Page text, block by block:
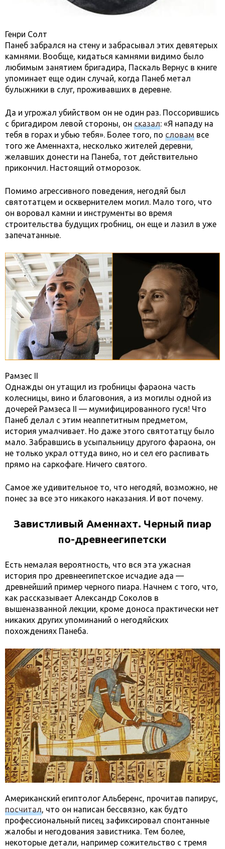
Генри Солт
Панеб забрался на стену и забрасывал этих девятерых
камнями. Вообще, кидаться камнями видимо было
любимым занятием бригадира, Паскаль Вернус в книге
упоминает еще один случай, когда Панеб метал
булыжники в слуг, проживавших в деревне.
Да и угрожал убийством он не один раз. Поссорившись
с бригадиром левой стороны, он сказал: «Я нападу на
тебя в горах и убью тебя». Более того, по словам все
того же Аменнахта, несколько жителей деревни,
желавших донести на Панеба, тот действительно
прикончил. Настоящий отморозок.
Помимо агрессивного поведения, негодяй был
святотатцем и осквернителем могил. Мало того, что
он воровал камни и инструменты во время
строительства будущих гробниц, он еще и лазил в уже
запечатанные.
Рамзес II
Однажды он утащил из гробницы фараона часть
колесницы, вино и благовония, а из могилы одной из
дочерей Рамзеса II — мумифицированного гуся! Что
Панеб делал с этим неаппетитным предметом,
история умалчивает. Но даже этого святотатцу было
мало. Забравшись в усыпальницу другого фараона, он
не только украл оттуда вино, но и сел его распивать
прямо на саркофаге. Ничего святого.
Самое же удивительное то, что негодяй, возможно, не
понес за все это никакого наказания. И вот почему.
Завистливый Аменнахт. Черный пиар
по-древнеегипетски
Есть немалая вероятность, что вся эта ужасная
история про древнеегипетское исчадие ада —
древнейший пример черного пиара. Начнем с того, что,
как рассказывает Александр Соколов в
вышеназванной лекции, кроме доноса практически нет
никаких других упоминаний о негодяйских
похождениях Панеба.
Американский египтолог Альберенс, прочитав папирус,
посчитал, что он написан бессвязно, как будто
профессиональный писец зафиксировал спонтанные
жалобы и негодования завистника. Тем более,
некоторые детали, например сожительство с тремя